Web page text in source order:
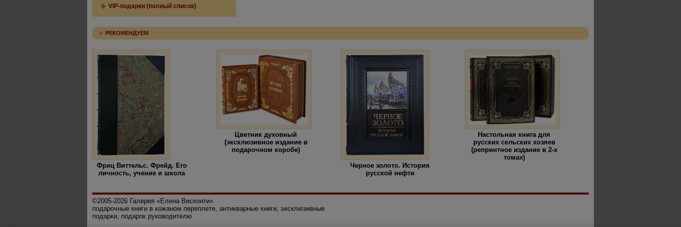
VIP-подарки (полный список)
РЕКОМЕНДУЕМ
Фриц Виттельс. Фрейд. Его
личность, учение и школа
Цветник духовный
(эксклюзивное издание в
подарочном коробе)
Черное золото. История
русской нефти
Настольная книга для
русских сельских хозяев
(репринтное издание в 2-х
томах)
©2005-2026 Галерея «Елена Висконти»
подарочные книги в кожаном переплете, антикварные книги, эксклюзивные
подарки, подарок руководителю